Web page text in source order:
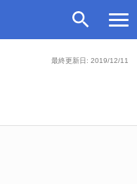
最終更新日: 2019/12/11